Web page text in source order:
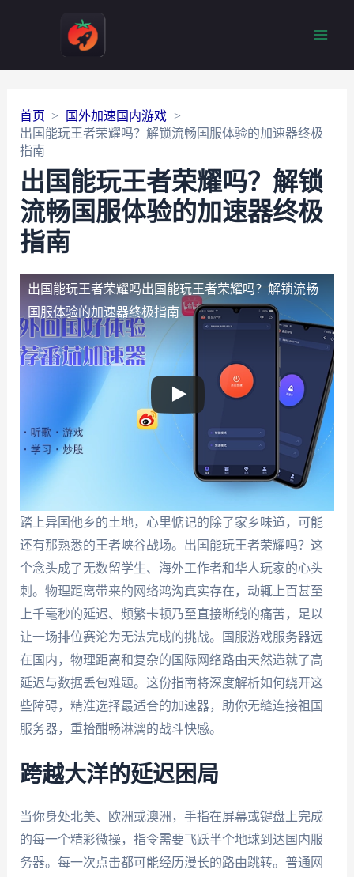
首页
国外加速国内游戏
出国能玩王者荣耀吗？解锁流畅国服体验的加速器终极
指南
出国能玩王者荣耀吗？解锁
流畅国服体验的加速器终极
指南
出国能玩王者荣耀吗出国能玩王者荣耀吗？解锁流畅
国服体验的加速器终极指南
踏上异国他乡的土地，心里惦记的除了家乡味道，可能
还有那熟悉的王者峡谷战场。出国能玩王者荣耀吗？这
个念头成了无数留学生、海外工作者和华人玩家的心头
刺。物理距离带来的网络鸿沟真实存在，动辄上百甚至
上千毫秒的延迟、频繁卡顿乃至直接断线的痛苦，足以
让一场排位赛沦为无法完成的挑战。国服游戏服务器远
在国内，物理距离和复杂的国际网络路由天然造就了高
延迟与数据丢包难题。这份指南将深度解析如何绕开这
些障碍，精准选择最适合的加速器，助你无缝连接祖国
服务器，重拾酣畅淋漓的战斗快感。
跨越大洋的延迟困局
当你身处北美、欧洲或澳洲，手指在屏幕或键盘上完成
的每一个精彩微操，指令需要飞跃半个地球到达国内服
务器。每一次点击都可能经历漫长的路由跳转。普通网